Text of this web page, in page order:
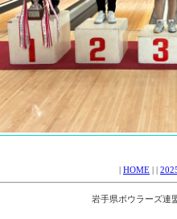
| HOME | |
岩手県ボウラーズ連